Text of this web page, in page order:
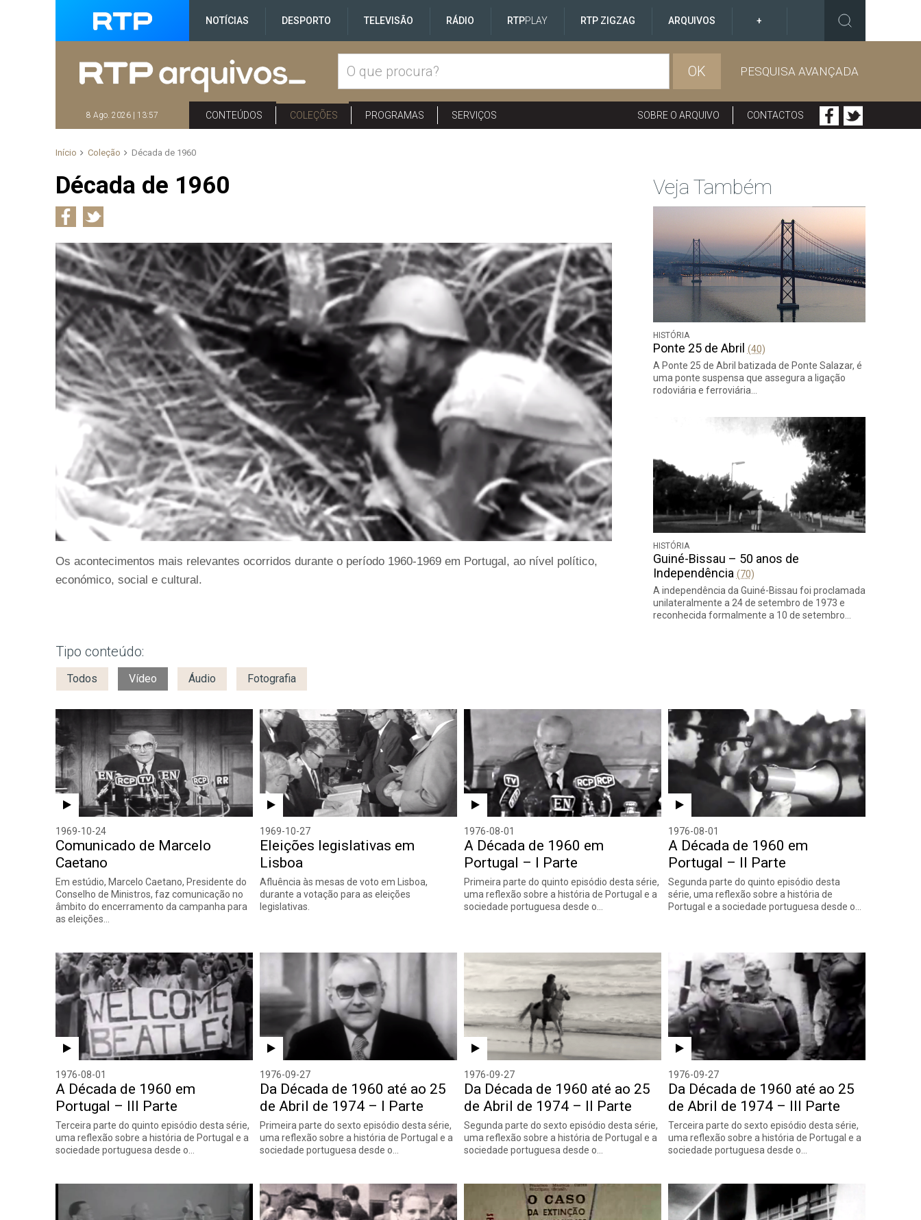
NOTÍCIAS DESPORTO TELEVISÃO RÁDIO RTPPLAY RTP ZIGZAG ARQUIVOS +
OK PESQUISA AVANÇADA
8 Ago. 2026 | 13:57 CONTEÚDOS COLEÇÕES PROGRAMAS SERVIÇOS SOBRE O ARQUIVO CONTACTOS
Início Coleção Década de 1960
Década de 1960
Os acontecimentos mais relevantes ocorridos durante o período 1960-1969 em Portugal, ao nível político,
económico, social e cultural.
Tipo conteúdo:
Todos Vídeo Áudio Fotografia
1969-10-24
Comunicado de Marcelo
Caetano
Em estúdio, Marcelo Caetano, Presidente do
Conselho de Ministros, faz comunicação no
âmbito do encerramento da campanha para
as eleições…
1969-10-27
Eleições legislativas em
Lisboa
Afluência às mesas de voto em Lisboa,
durante a votação para as eleições
legislativas.
1976-08-01
A Década de 1960 em
Portugal – I Parte
Primeira parte do quinto episódio desta série,
uma reflexão sobre a história de Portugal e a
sociedade portuguesa desde o…
1976-08-01
A Década de 1960 em
Portugal – II Parte
Segunda parte do quinto episódio desta
série, uma reflexão sobre a história de
Portugal e a sociedade portuguesa desde o…
1976-08-01
A Década de 1960 em
Portugal – III Parte
Terceira parte do quinto episódio desta série,
uma reflexão sobre a história de Portugal e a
sociedade portuguesa desde o…
1976-09-27
Da Década de 1960 até ao 25
de Abril de 1974 – I Parte
Primeira parte do sexto episódio desta série,
uma reflexão sobre a história de Portugal e a
sociedade portuguesa desde o…
1976-09-27
Da Década de 1960 até ao 25
de Abril de 1974 – II Parte
Segunda parte do sexto episódio desta série,
uma reflexão sobre a história de Portugal e a
sociedade portuguesa desde o…
1976-09-27
Da Década de 1960 até ao 25
de Abril de 1974 – III Parte
Terceira parte do sexto episódio desta série,
uma reflexão sobre a história de Portugal e a
sociedade portuguesa desde o…
Veja Também
HISTÓRIA
Ponte 25 de Abril (40)
A Ponte 25 de Abril batizada de Ponte Salazar, é
uma ponte suspensa que assegura a ligação
rodoviária e ferroviária…
HISTÓRIA
Guiné-Bissau – 50 anos de
Independência (70)
A independência da Guiné-Bissau foi proclamada
unilateralmente a 24 de setembro de 1973 e
reconhecida formalmente a 10 de setembro…